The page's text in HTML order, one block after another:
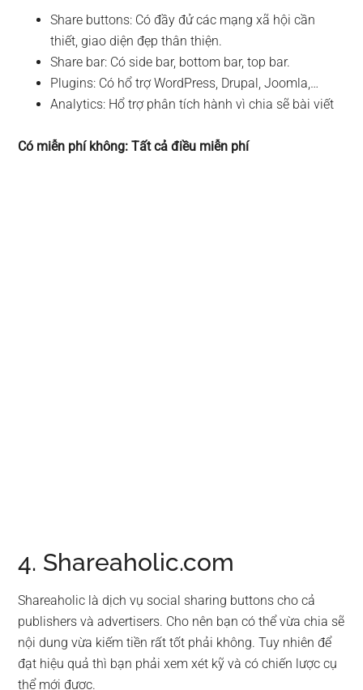
Share buttons: Có đầy đử các mạng xã hội cần
thiết, giao diện đẹp thân thiện.
Share bar: Có side bar, bottom bar, top bar.
Plugins: Có hổ trợ WordPress, Drupal, Joomla,…
Analytics: Hổ trợ phân tích hành vì chia sẽ bài viết
Có miễn phí không: Tất cả điều miễn phí
4. Shareaholic.com
Shareaholic là dịch vụ social sharing buttons cho cả
publishers và advertisers. Cho nên bạn có thể vừa chia sẽ
nội dung vừa kiếm tiền rất tốt phải không. Tuy nhiên để
đạt hiệu quả thì bạn phải xem xét kỹ và có chiến lược cụ
thể mới được.